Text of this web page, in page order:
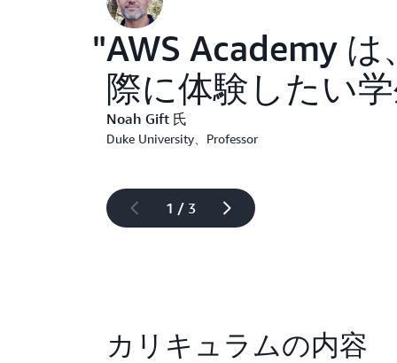
AWS Academy
際に体験したい
Noah Gift 氏
Duke University、Professor
1 / 3
カリキュラムの内容